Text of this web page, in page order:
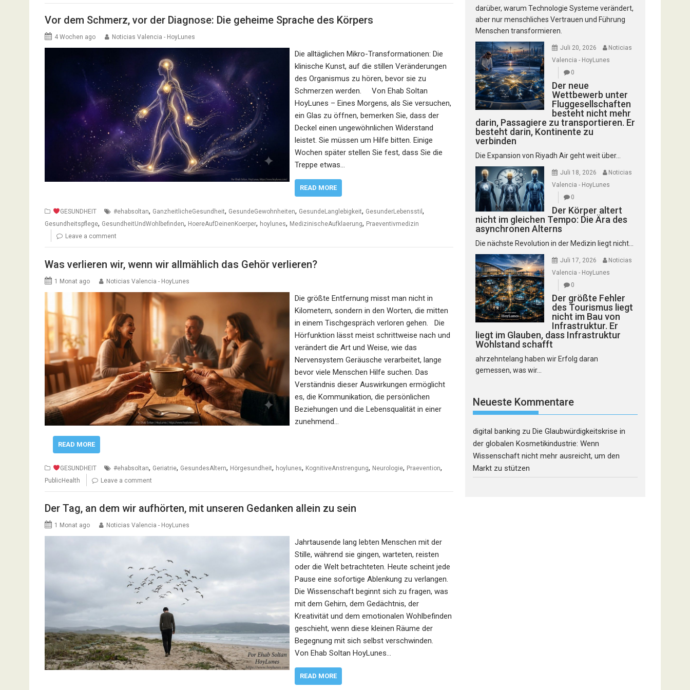
Vor dem Schmerz, vor der Diagnose: Die geheime Sprache des Körpers
4 Wochen ago Noticias Valencia - HoyLunes
Die alltäglichen Mikro-Transformationen: Die
klinische Kunst, auf die stillen Veränderungen
des Organismus zu hören, bevor sie zu
Schmerzen werden. Von Ehab Soltan
HoyLunes – Eines Morgens, als Sie versuchen,
ein Glas zu öffnen, bemerken Sie, dass der
Deckel einen ungewöhnlichen Widerstand
leistet. Sie müssen um Hilfe bitten. Einige
Wochen später stellen Sie fest, dass Sie die
Treppe etwas…
READ MORE
GESUNDHEIT #ehabsoltan, GanzheitlicheGesundheit, GesundeGewohnheiten, GesundeLanglebigkeit, GesunderLebensstil ,
Gesundheitspflege, GesundheitUndWohlbefinden, HoereAufDeinenKoerper, hoylunes, MedizinischeAufklaerung, Praeventivmedizin
Leave a comment
Was verlieren wir, wenn wir allmählich das Gehör verlieren?
1 Monat ago Noticias Valencia - HoyLunes
Die größte Entfernung misst man nicht in
Kilometern, sondern in den Worten, die mitten
in einem Tischgespräch verloren gehen. Die
Hörfunktion lässt meist schrittweise nach und
verändert die Art und Weise, wie das
Nervensystem Geräusche verarbeitet, lange
bevor viele Menschen Hilfe suchen. Das
Verständnis dieser Auswirkungen ermöglicht
es, die Kommunikation, die persönlichen
Beziehungen und die Lebensqualität in einer
zunehmend…
READ MORE
GESUNDHEIT #ehabsoltan, Geriatrie, GesundesAltern, Hörgesundheit, hoylunes, KognitiveAnstrengung, Neurologie, Praevention,
PublicHealth Leave a comment
Der Tag, an dem wir aufhörten, mit unseren Gedanken allein zu sein
1 Monat ago Noticias Valencia - HoyLunes
Jahrtausende lang lebten Menschen mit der
Stille, während sie gingen, warteten, reisten
oder die Welt betrachteten. Heute scheint jede
Pause eine sofortige Ablenkung zu verlangen.
Die Wissenschaft beginnt sich zu fragen, was
mit dem Gehirn, dem Gedächtnis, der
Kreativität und dem emotionalen Wohlbefinden
geschieht, wenn diese kleinen Räume der
Begegnung mit sich selbst verschwinden.
Von Ehab Soltan HoyLunes…
READ MORE
darüber, warum Technologie Systeme verändert,
aber nur menschliches Vertrauen und Führung
Menschen transformieren.
Juli 20, 2026
Noticias
Valencia - HoyLunes
0
Der neue
Wettbewerb unter
Fluggesellschaften
besteht nicht mehr
darin, Passagiere zu transportieren. Er
besteht darin, Kontinente zu
verbinden
Die Expansion von Riyadh Air geht weit über...
Juli 18, 2026
Noticias
Valencia - HoyLunes
0
Der Körper altert
nicht im gleichen Tempo: Die Ära des
asynchronen Alterns
Die nächste Revolution in der Medizin liegt nicht...
Juli 17, 2026
Noticias
Valencia - HoyLunes
0
Der größte Fehler
des Tourismus liegt
nicht im Bau von
Infrastruktur. Er
liegt im Glauben, dass Infrastruktur
Wohlstand schafft
ahrzehntelang haben wir Erfolg daran
gemessen, was wir...
Neueste Kommentare
digital banking zu Die Glaubwürdigkeitskrise in
der globalen Kosmetikindustrie: Wenn
Wissenschaft nicht mehr ausreicht, um den
Markt zu stützen